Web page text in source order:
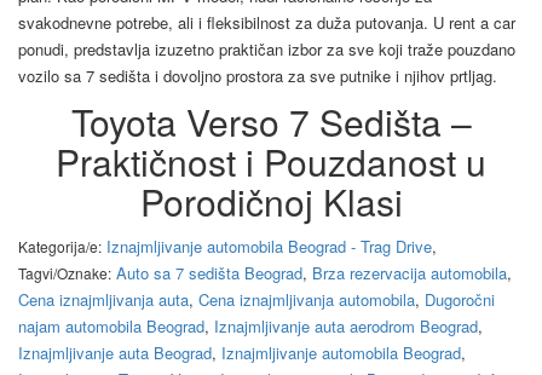
svakodnevne potrebe, ali i fleksibilnost za duža putovanja. U rent a car
ponudi, predstavlja izuzetno praktičan izbor za sve koji traže pouzdano
vozilo sa 7 sedišta i dovoljno prostora za sve putnike i njihov prtljag.
Toyota Verso 7 Sedišta –
Praktičnost i Pouzdanost u
Porodičnoj Klasi
Kategorija/e: Iznajmljivanje automobila Beograd - Trag Drive,
Tagvi/Oznake: Auto sa 7 sedišta Beograd, Brza rezervacija automobila,
Cena iznajmljivanja auta, Cena iznajmljivanja automobila, Dugoročni
najam automobila Beograd, Iznajmljivanje auta aerodrom Beograd,
Iznajmljivanje auta Beograd, Iznajmljivanje automobila Beograd,